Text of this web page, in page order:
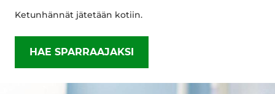
Ketunhännät jätetään kotiin.
HAE SPARRAAJAKSI